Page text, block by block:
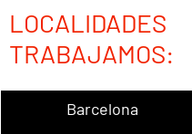
TRABAJAMOS:
Barcelona